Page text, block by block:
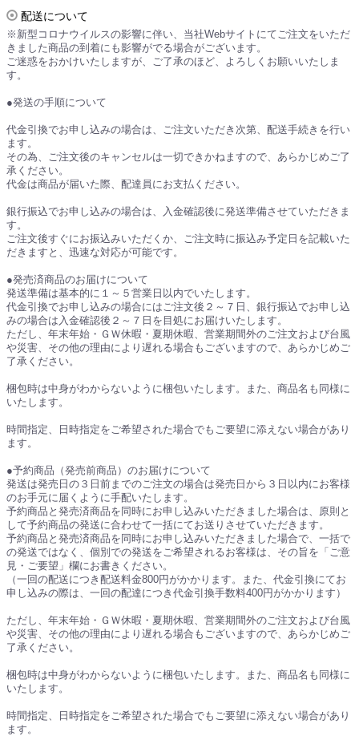
配送について
※新型コロナウイルスの影響に伴い、当社Webサイトにてご注文をいただ
きました商品の到着にも影響がでる場合がございます。
ご迷惑をおかけいたしますが、ご了承のほど、よろしくお願いいたしま
す。
●発送の手順について
代金引換でお申し込みの場合は、ご注文いただき次第、配送手続きを行い
ます。
その為、ご注文後のキャンセルは一切できかねますので、あらかじめご了
承ください。
代金は商品が届いた際、配達員にお支払ください。
銀行振込でお申し込みの場合は、入金確認後に発送準備させていただきま
す。
ご注文後すぐにお振込みいただくか、ご注文時に振込み予定日を記載いた
だきますと、迅速な対応が可能です。
●発売済商品のお届けについて
発送準備は基本的に１～５営業日以内でいたします。
代金引換でお申し込みの場合にはご注文後２～７日、銀行振込でお申し込
みの場合は入金確認後２～７日を目処にお届けいたします。
ただし、年末年始・ＧＷ休暇・夏期休暇、営業期間外のご注文および台風
や災害、その他の理由により遅れる場合もございますので、あらかじめご
了承ください。
梱包時は中身がわからないように梱包いたします。また、商品名も同様に
いたします。
時間指定、日時指定をご希望された場合でもご要望に添えない場合があり
ます。
●予約商品（発売前商品）のお届けについて
発送は発売日の３日前までのご注文の場合は発売日から３日以内にお客様
のお手元に届くように手配いたします。
予約商品と発売済商品を同時にお申し込みいただきました場合は、原則と
して予約商品の発送に合わせて一括にてお送りさせていただきます。
予約商品と発売済商品を同時にお申し込みいただきました場合で、一括で
の発送ではなく、個別での発送をご希望されるお客様は、その旨を「ご意
見・ご要望」欄にお書きください。
（一回の配送につき配送料金800円がかかります。また、代金引換にてお
申し込みの際は、一回の配達につき代金引換手数料400円がかかります）
ただし、年末年始・ＧＷ休暇・夏期休暇、営業期間外のご注文および台風
や災害、その他の理由により遅れる場合もございますので、あらかじめご
了承ください。
梱包時は中身がわからないように梱包いたします。また、商品名も同様に
いたします。
時間指定、日時指定をご希望された場合でもご要望に添えない場合があり
ます。